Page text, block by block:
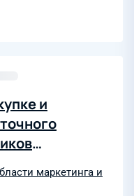
и
маркетинга и